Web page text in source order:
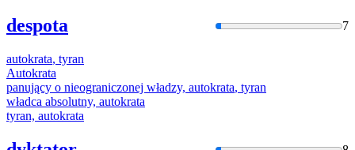
despota 7
autokrata, tyran
Autokrata
panujący o nieograniczonej władzy, autokrata, tyran
władca absolutny, autokrata
tyran, autokrata